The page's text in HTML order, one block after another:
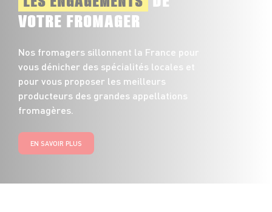
VOTRE FROMAGER
Nos fromagers sillonnent la France pour
vous dénicher des spécialités locales et
pour vous proposer les meilleurs
producteurs des grandes appellations
fromagères.
EN SAVOIR PLUS